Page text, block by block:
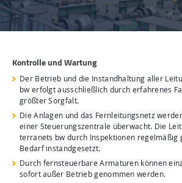
Kontrolle und Wartung
Der Betrieb und die Instandhaltung aller
bw erfolgt ausschließlich durch erfahrenes
größter Sorgfalt.
Die Anlagen und das Fernleitungsnetz
einer Steuerungszentrale überwacht. Die
terranets bw durch Inspektionen regelmäßig
Bedarf instandgesetzt.
Durch fernsteuerbare Armaturen können
sofort außer Betrieb genommen werden.